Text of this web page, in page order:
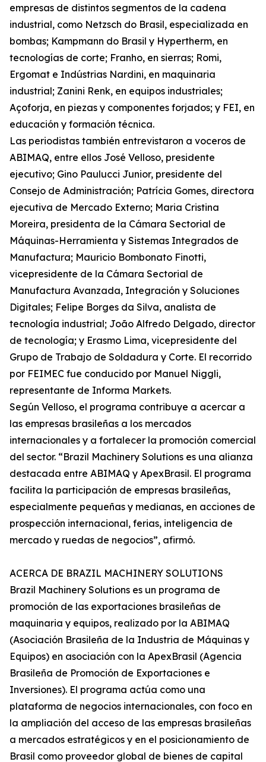
empresas de distintos segmentos de la cadena
industrial, como Netzsch do Brasil, especializada en
bombas; Kampmann do Brasil y Hypertherm, en
tecnologías de corte; Franho, en sierras; Romi,
Ergomat e Indústrias Nardini, en maquinaria
industrial; Zanini Renk, en equipos industriales;
Açoforja, en piezas y componentes forjados; y FEI, en
educación y formación técnica.
Las periodistas también entrevistaron a voceros de
ABIMAQ, entre ellos José Velloso, presidente
ejecutivo; Gino Paulucci Junior, presidente del
Consejo de Administración; Patrícia Gomes, directora
ejecutiva de Mercado Externo; Maria Cristina
Moreira, presidenta de la Cámara Sectorial de
Máquinas-Herramienta y Sistemas Integrados de
Manufactura; Mauricio Bombonato Finotti,
vicepresidente de la Cámara Sectorial de
Manufactura Avanzada, Integración y Soluciones
Digitales; Felipe Borges da Silva, analista de
tecnología industrial; João Alfredo Delgado, director
de tecnología; y Erasmo Lima, vicepresidente del
Grupo de Trabajo de Soldadura y Corte. El recorrido
por FEIMEC fue conducido por Manuel Niggli,
representante de Informa Markets.
Según Velloso, el programa contribuye a acercar a
las empresas brasileñas a los mercados
internacionales y a fortalecer la promoción comercial
del sector. “Brazil Machinery Solutions es una alianza
destacada entre ABIMAQ y ApexBrasil. El programa
facilita la participación de empresas brasileñas,
especialmente pequeñas y medianas, en acciones de
prospección internacional, ferias, inteligencia de
mercado y ruedas de negocios”, afirmó.
ACERCA DE BRAZIL MACHINERY SOLUTIONS
Brazil Machinery Solutions es un programa de
promoción de las exportaciones brasileñas de
maquinaria y equipos, realizado por la ABIMAQ
(Asociación Brasileña de la Industria de Máquinas y
Equipos) en asociación con la ApexBrasil (Agencia
Brasileña de Promoción de Exportaciones e
Inversiones). El programa actúa como una
plataforma de negocios internacionales, con foco en
la ampliación del acceso de las empresas brasileñas
a mercados estratégicos y en el posicionamiento de
Brasil como proveedor global de bienes de capital